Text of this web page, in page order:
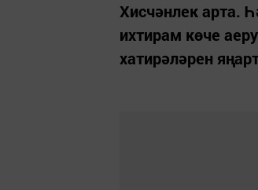
Хисчәнлек арта.
ихтирам көче
хатирәләрен